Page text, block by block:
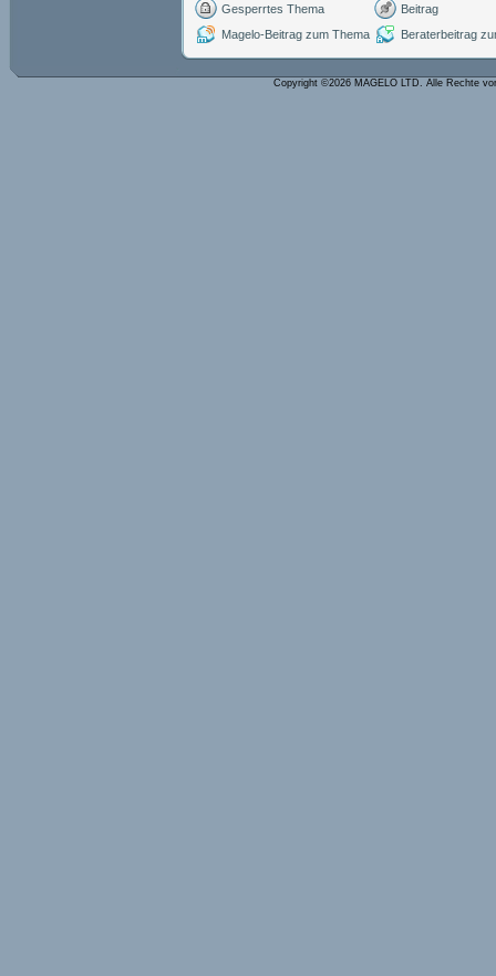
Gesperrtes Thema
Beitrag
Magelo-Beitrag zum Thema
Beraterbeitrag
Copyright ©2026 MAGELO LTD. Alle Rechte